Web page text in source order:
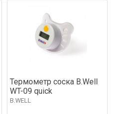
Термометр соска B.Well
WT-09 quick
B.WELL